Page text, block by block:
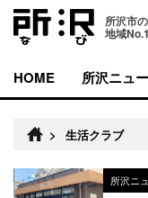
所沢市
地域
HOME 所沢ニュ
> 生活クラブ
所沢ニ